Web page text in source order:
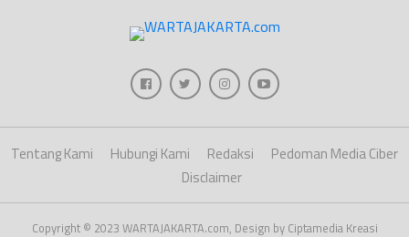
Tentang Kami Hubungi Kami Redaksi
Pedoman Media Ciber
Disclaimer
Copyright © 2023 WARTAJAKARTA.com, Design by Ciptamedia Kreasi